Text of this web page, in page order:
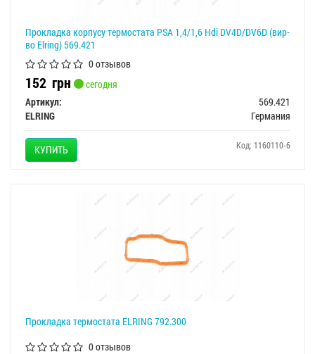
Прокладка корпусу термостата PSA 1,4/1,6 Hdi DV4D/DV6D (вир-
во Elring) 569.421
0 отзывов
152 грн
сегодня
Артикул:
569.421
ELRING
Германия
КУПИТЬ Код: 1160110-6
Прокладка термостата ELRING 792.300
0 отзывов